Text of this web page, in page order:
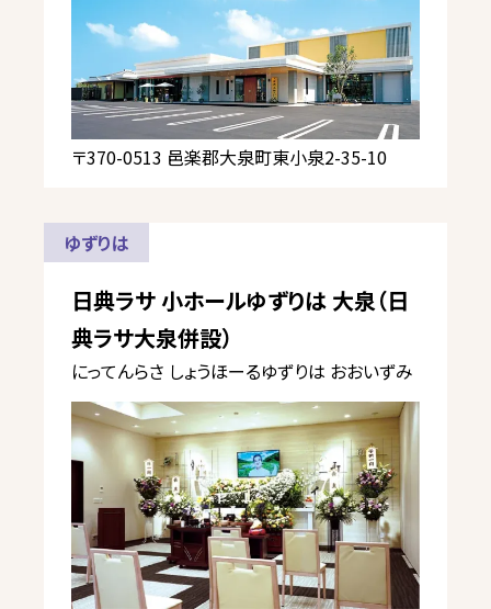
〒370-0513 邑楽郡大泉町東小泉2-35-10
ゆずりは
日典ラサ 小ホールゆずりは 大泉（日
典ラサ大泉併設）
にってんらさ しょうほーるゆずりは おおいずみ